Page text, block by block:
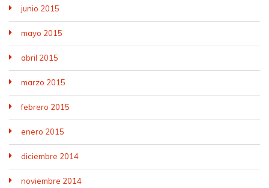
junio 2015
mayo 2015
abril 2015
marzo 2015
febrero 2015
enero 2015
diciembre 2014
noviembre 2014